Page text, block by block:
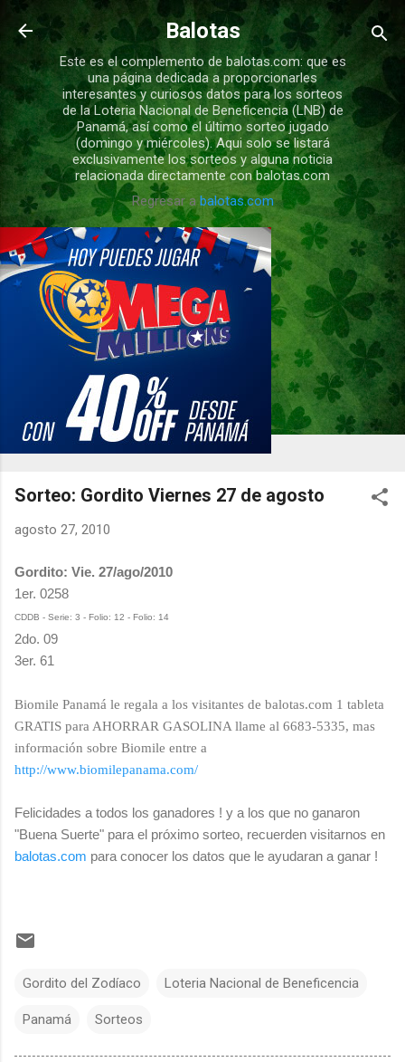
Ir al contenido principal
Balotas
Este es el complemento de balotas.com: que es
una página dedicada a proporcionarles
interesantes y curiosos datos para los sorteos
de la Loteria Nacional de Beneficencia (LNB) de
Panamá, así como el último sorteo jugado
(domingo y miércoles). Aqui solo se listará
exclusivamente los sorteos y alguna noticia
relacionada directamente con balotas.com
Regresar a balotas.com
Sorteo: Gordito Viernes 27 de agosto
agosto 27, 2010
Gordito: Vie. 27/ago/2010
1er. 0258
CDDB - Serie: 3 - Folio: 12 - Folio: 14
2do. 09
3er. 61
Biomile Panamá le regala a los visitantes de balotas.com 1 tableta
GRATIS para AHORRAR GASOLINA llame al 6683-5335, mas
información sobre Biomile entre a
http://www.biomilepanama.com/
Felicidades a todos los ganadores ! y a los que no ganaron
"Buena Suerte" para el próximo sorteo, recuerden visitarnos en
balotas.com para conocer los datos que le ayudaran a ganar !
Gordito del Zodíaco Loteria Nacional de Beneficencia
Panamá Sorteos